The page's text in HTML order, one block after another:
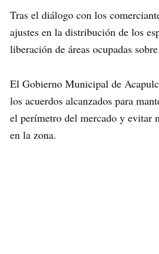
Tras el diálogo con los
ajustes en la distribución de los
liberación de áreas ocupadas
El Gobierno Municipal de
los acuerdos alcanzados para
el perímetro del mercado y evitar
en la zona.